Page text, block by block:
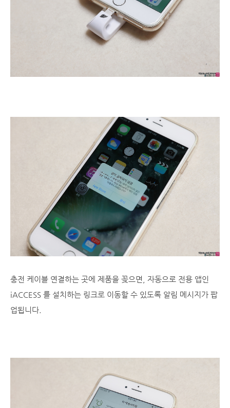
충전 케이블 연결하는 곳에 제품을 꽂으면, 자동으로 전용 앱인
iACCESS 를 설치하는 링크로 이동할 수 있도록 알림 메시지가 팝
업됩니다.